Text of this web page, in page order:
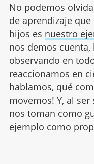
No podemos
de aprendizaje
hijos es nuestro
nos demos
observando en
reaccionamos en
hablamos, qué
movemos! Y, al
nos toman como
ejemplo como